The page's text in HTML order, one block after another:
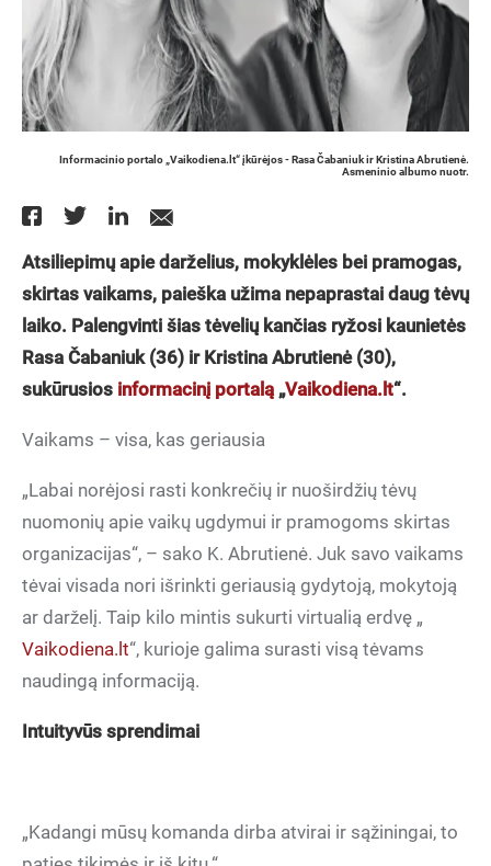
Informacinio portalo „Vaikodiena.lt“ įkūrėjos - ‏Rasa Čabaniuk ir Kristina Abrutienė.
Asmeninio albumo nuotr.
skirtas vaikams, paieška užima nepaprastai daug tėvų
laiko. Palengvinti šias tėvelių kančias ryžosi kaunietės
Rasa Čabaniuk (36) ir Kristina Abrutienė (30),
sukūrusios informacinį portalą„Vaikodiena.lt“.
Vaikams – visa, kas geriausia
nuomonių apie vaikų ugdymui ir pramogoms skirtas
organizacijas“, – sako K. Abrutienė. Juk savo vaikams
tėvai visada nori išrinkti geriausią gydytoją, mokytoją
ar darželį. Taip kilo mintis sukurti virtualią erdvę „
Vaikodiena.lt“, kurioje galima surasti visą tėvams
naudingą informaciją.
Intuityvūs sprendimai